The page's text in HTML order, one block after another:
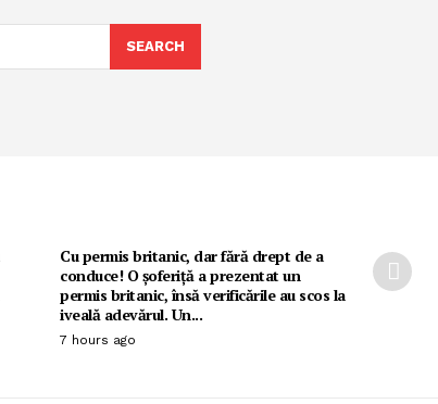
SEARCH
Cu permis britanic, dar fără drept de a
conduce! O șoferiță a prezentat un
permis britanic, însă verificările au scos la
iveală adevărul. Un...
7 hours ago